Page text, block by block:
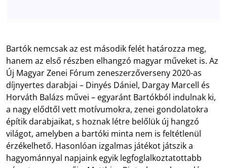
Bartók nemcsak az est második felét határozza meg,
hanem az első részben elhangzó magyar műveket is. Az
Új Magyar Zenei Fórum zeneszerzőverseny 2020-as
díjnyertes darabjai – Dinyés Dániel, Dargay Marcell és
Horváth Balázs művei – egyaránt Bartókból indulnak ki,
a nagy elődtől vett motívumokra, zenei gondolatokra
építik darabjaikat, s hoznak létre belőlük új hangzó
világot, amelyben a bartóki minta nem is feltétlenül
érzékelhető. Hasonlóan izgalmas játékot játszik a
hagyománnyal napjaink egyik legfoglalkoztatottabb